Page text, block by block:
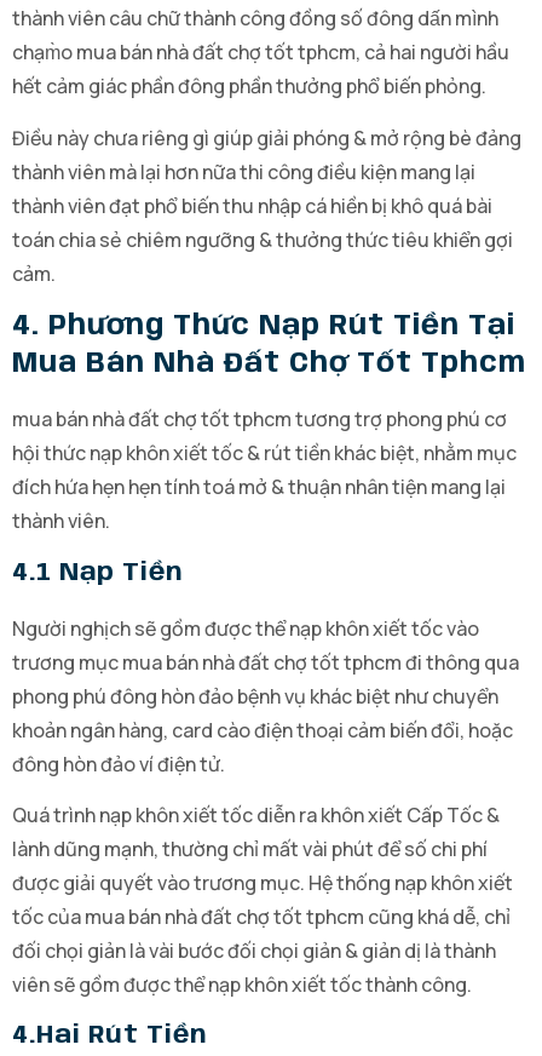
thành viên câu chữ thành công đồng số đông dấn mình
chạm̀o mua bán nhà đất chợ tốt tphcm, cả hai người hầu
hết cảm giác phần đông phần thưởng phổ biến phỏng.
Điều này chưa riêng gì giúp giải phóng & mở rộng bè đảng
thành viên mà lại hơn nữa thi công điều kiện mang lại
thành viên đạt phổ biến thu nhập cá hiền bị khô quá bài
toán chia sẻ chiêm ngưỡng & thưởng thức tiêu khiển gợi
cảm.
4. Phương Thức Nạp Rút Tiền Tại
Mua Bán Nhà Đất Chợ Tốt Tphcm
mua bán nhà đất chợ tốt tphcm tương trợ phong phú cơ
hội thức nạp khôn xiết tốc & rút tiền khác biệt, nhằm mục
đích hứa hẹn hẹn tính toá mở & thuận nhân tiện mang lại
thành viên.
4.1 Nạp Tiền
Người nghịch sẽ gồm được thể nạp khôn xiết tốc vào
trương mục mua bán nhà đất chợ tốt tphcm đi thông qua
phong phú đông hòn đảo bệnh vụ khác biệt như chuyển
khoản ngân hàng, card cào điện thoại cảm biến đổi, hoặc
đông hòn đảo ví điện tử.
Quá trình nạp khôn xiết tốc diễn ra khôn xiết Cấp Tốc &
lành dũng mạnh, thường chỉ mất vài phút để số chi phí
được giải quyết vào trương mục. Hệ thống nạp khôn xiết
tốc của mua bán nhà đất chợ tốt tphcm cũng khá dễ, chỉ
đối chọi giản là vài bước đối chọi giản & giản dị là thành
viên sẽ gồm được thể nạp khôn xiết tốc thành công.
4.hai Rút Tiền